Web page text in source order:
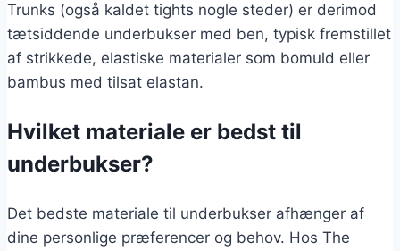
Trunks (også kaldet tights nogle steder) er derimod
tætsiddende underbukser med ben, typisk fremstillet
af strikkede, elastiske materialer som bomuld eller
bambus med tilsat elastan.
Hvilket materiale er bedst til
underbukser?
Det bedste materiale til underbukser afhænger af
dine personlige præferencer og behov. Hos The